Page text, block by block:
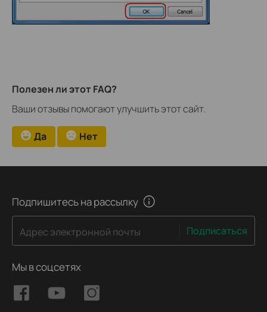
Полезен ли этот FAQ?
Ваши отзывы помогают улучшить этот сайт.
Да Нет
Подпишитесь на рассылку
Адрес электронной почты Подписаться
Мы в соцсетях